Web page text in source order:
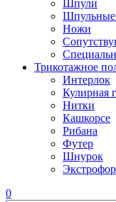
Шпули
Шпульные
Ножи
Трикотажное
Интерлок
Кулирная
Нитки
Кашкорсе
Рибана
Футер
Шнурок
Экстрофор
0